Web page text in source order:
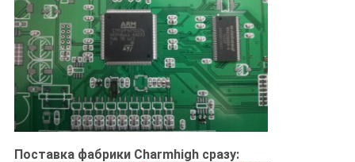
Поставка фабрики Charmhigh сразу: